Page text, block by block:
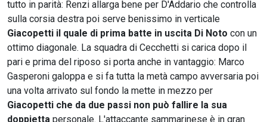
tutto in parità: Renzi allarga bene per D'Addario che controlla
sulla corsia destra poi serve benissimo in verticale
Giacopetti il quale di prima batte in uscita Di Noto con un
ottimo diagonale. La squadra di Cecchetti si carica dopo il
pari e prima del riposo si porta anche in vantaggio: Marco
Gasperoni galoppa e si fa tutta la metà campo avversaria poi
una volta arrivato sul fondo la mette in mezzo per
Giacopetti che da due passi non può fallire la sua
doppietta personale. L'attaccante sammarinese è in gran